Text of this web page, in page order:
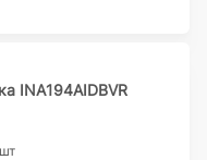
INA194AIDBVR